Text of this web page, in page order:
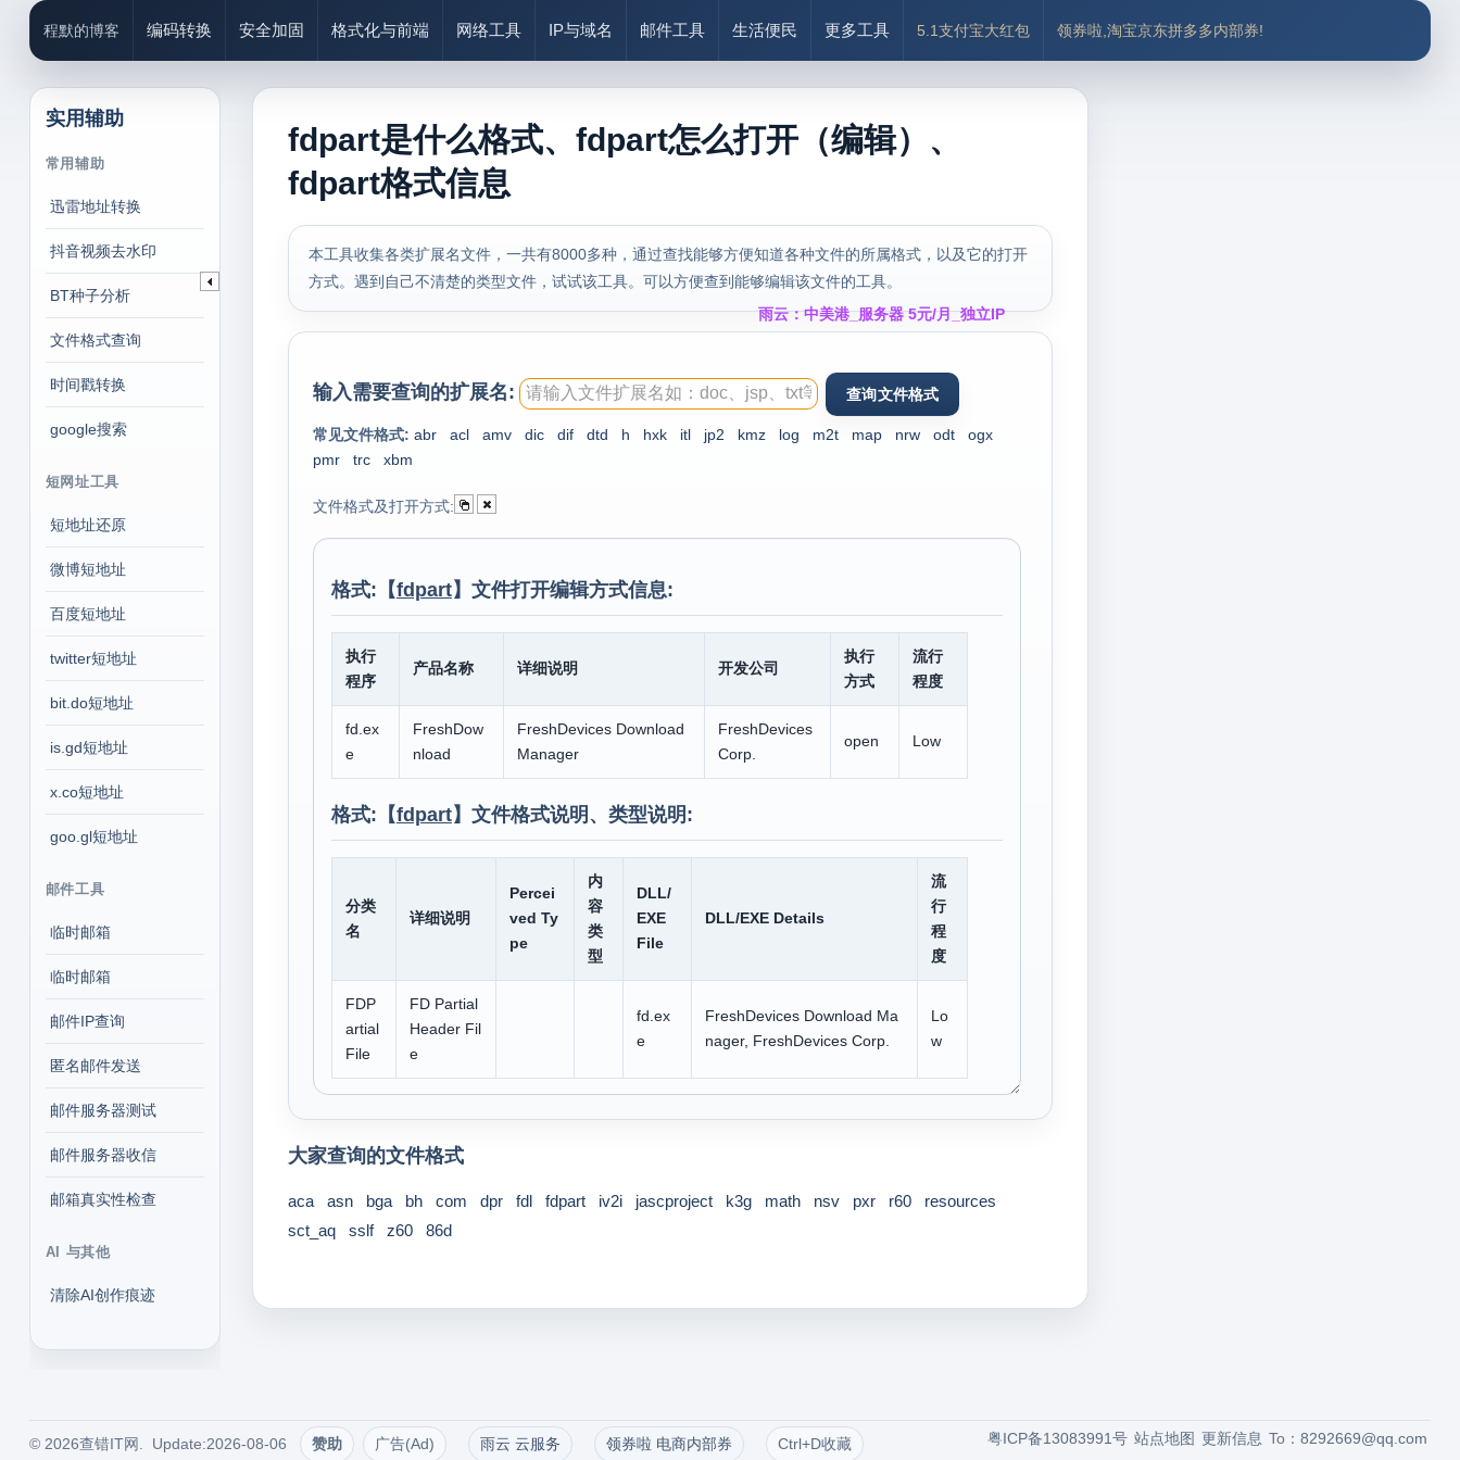
程默的博客 编码转换 安全加固 格式化与前端 网络工具 IP与域名 邮件工具 生活便民 更多工具 5.1支付宝大红包 领券啦,淘宝京东拼多多内部券!
实用辅助
常用辅助
迅雷地址转换
抖音视频去水印
BT种子分析
文件格式查询
时间戳转换
google搜索
短网址工具
短地址还原
微博短地址
百度短地址
twitter短地址
bit.do短地址
is.gd短地址
x.co短地址
goo.gl短地址
邮件工具
临时邮箱
临时邮箱
邮件IP查询
匿名邮件发送
邮件服务器测试
邮件服务器收信
邮箱真实性检查
AI 与其他
清除AI创作痕迹
fdpart是什么格式、fdpart怎么打开（编辑）、
fdpart格式信息
本工具收集各类扩展名文件，一共有8000多种，通过查找能够方便知道各种文件的所属格式，以及它的打开
方式。遇到自己不清楚的类型文件，试试该工具。可以方便查到能够编辑该文件的工具。
雨云：中美港_服务器 5元/月_独立IP
输入需要查询的扩展名:
常见文件格式: abr acl amv dic dif dtd h hxk itl jp2 kmz log m2t map nrw odt
ogx
pmr
trc xbm
文件格式及打开方式:
格式:【fdpart】文件打开编辑方式信息:
执行
程序
产品名称 详细说明 开发公司
执行
方式
流行
程度
fd.ex
e
FreshDow
nload
FreshDevices Download
Manager
FreshDevices
Corp.
open Low
格式:【fdpart】文件格式说明、类型说明:
分类
名
详细说明
Percei
ved Ty
pe
内
容
类
型
DLL/
EXE
File
DLL/EXE Details
流
行
程
度
FDP
artial
File
FD Partial
Header Fil
e
fd.ex
e
FreshDevices Download Ma
nager, FreshDevices Corp.
Lo
w
大家查询的文件格式
aca asn bga bh com dpr fdl fdpart iv2i jascproject k3g math nsv pxr r60
resources
sct_aq
sslf z60 86d
© 2026查错IT网. Update:2026-08-06 赞助 广告(Ad) 雨云 云服务 领券啦 电商内部券 Ctrl+D收藏 To：8292669@qq.com
更新信息
站点地图
粤ICP备13083991号